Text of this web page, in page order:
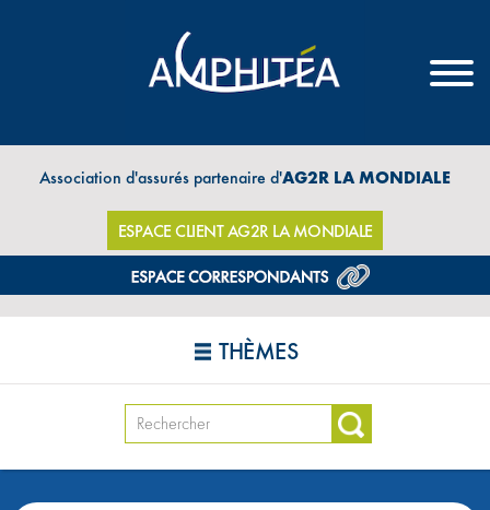
Association d'assurés partenaire d'AG2R LA MONDIALE
ESPACE CLIENT AG2R LA MONDIALE
THÈMES